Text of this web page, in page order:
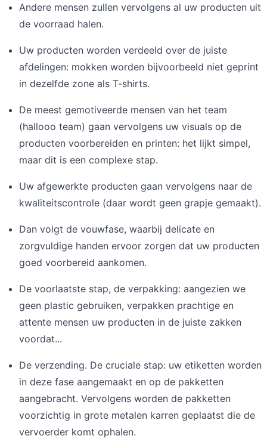
Andere mensen zullen vervolgens al uw producten uit
de voorraad halen.
Uw producten worden verdeeld over de juiste
afdelingen: mokken worden bijvoorbeeld niet geprint
in dezelfde zone als T-shirts.
De meest gemotiveerde mensen van het team
(hallooo team) gaan vervolgens uw visuals op de
producten voorbereiden en printen: het lijkt simpel,
maar dit is een complexe stap.
Uw afgewerkte producten gaan vervolgens naar de
kwaliteitscontrole (daar wordt geen grapje gemaakt).
Dan volgt de vouwfase, waarbij delicate en
zorgvuldige handen ervoor zorgen dat uw producten
goed voorbereid aankomen.
De voorlaatste stap, de verpakking: aangezien we
geen plastic gebruiken, verpakken prachtige en
attente mensen uw producten in de juiste zakken
voordat...
De verzending. De cruciale stap: uw etiketten worden
in deze fase aangemaakt en op de pakketten
aangebracht. Vervolgens worden de pakketten
voorzichtig in grote metalen karren geplaatst die de
vervoerder komt ophalen.